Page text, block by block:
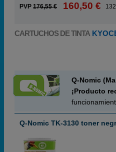
PVP 176,55 € 160,50 €
CARTUCHOS DE TINTA
Q-Nomic
¡Producto
Q-Nomic TK-3130 toner